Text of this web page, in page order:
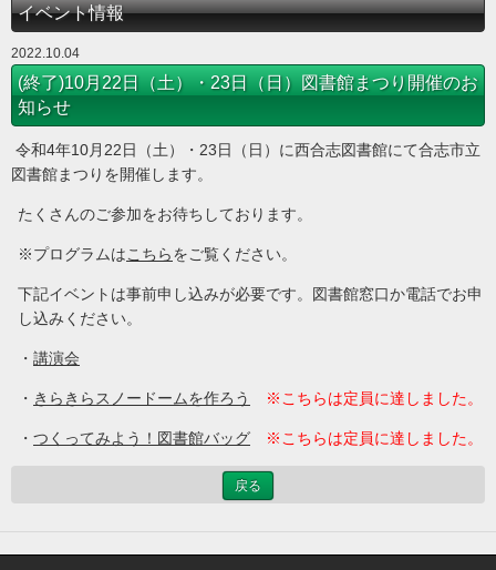
イベント情報
2022.10.04
(終了)10月22日（土）・23日（日）図書館まつり開催のお
知らせ
令和4年10月22日（土）・23日（日）に西合志図書館にて合志市立
図書館まつりを開催します。
たくさんのご参加をお待ちしております。
※プログラムはこちらをご覧ください。
下記イベントは事前申し込みが必要です。図書館窓口か電話でお申
し込みください。
・ 講演会
・ きらきらスノードームを作ろう ※こちらは定員に達しました。
・ つくってみよう！図書館バッグ ※こちらは定員に達しました。
戻る